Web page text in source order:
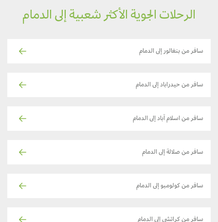
الرحلات الجوية الأكثر شعبية إلى الدمام
سافر من بنغالور إلى الدمام
سافر من حيدراباد إلى الدمام
سافر من اسلام آباد إلى الدمام
سافر من صلالة إلى الدمام
سافر من كولومبو إلى الدمام
سافر من كراتشي إلى الدمام